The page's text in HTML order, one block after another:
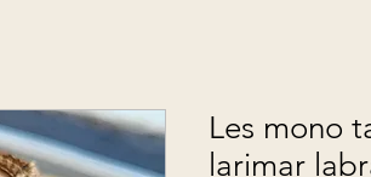
Les mono
larimar